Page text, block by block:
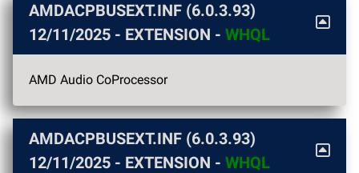
AMDACPBUSEXT.INF (6.0.3.93)
12/11/2025 - EXTENSION - WHQL
AMD Audio CoProcessor
AMDACPBUSEXT.INF (6.0.3.93)
12/11/2025 - EXTENSION - WHQL